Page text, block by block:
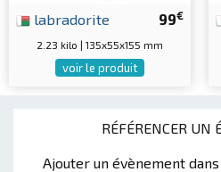
RÉFÉRENCER UN
Ajouter un évènement
99€
labradorite
2.23 kilo | 135x55x155 mm
voir le produit